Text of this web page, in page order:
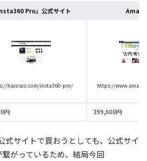
Pro」公式サイト
hacosco.com/insta360-pro/ https://
円 399,600円
式サイトで買おうとしても、公式サイ
がっているため、結局今回